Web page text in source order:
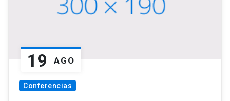
19 AGO
Conferencias